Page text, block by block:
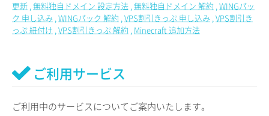
更新 無料独自ドメイン 設定方法 無料独自ドメイン 解約 WINGパッ
ク 申し込み WINGパック 解約 VPS割引きっぷ 申し込み VPS割引き
っぷ 紐付け VPS割引きっぷ 解約 Minecraft 追加方法
ご利用サービス
ご利用中のサービスについてご案内いたします。